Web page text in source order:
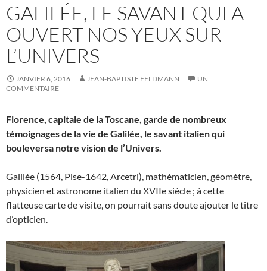
GALILÉE, LE SAVANT QUI A
OUVERT NOS YEUX SUR
L’UNIVERS
JANVIER 6, 2016 JEAN-BAPTISTE FELDMANN
UN
COMMENTAIRE
Florence, capitale de la Toscane, garde de nombreux
témoignages de la vie de Galilée, le savant italien qui
bouleversa notre vision de l’Univers.
Galilée (1564, Pise-1642, Arcetri), mathématicien, géomètre,
physicien et astronome italien du XVIIe siècle ; à cette
flatteuse carte de visite, on pourrait sans doute ajouter le titre
d’opticien.